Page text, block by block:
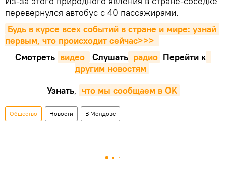
перевернулся автобус с 40 пассажирами.
Будь в курсе всех событий в стране и мире: узнай
первым, что происходит сейчаc>>>
Смотреть видео Cлушать радио Перейти к
другим новостям
Узнать, что мы сообщаем в OK
Общество Новости В Молдове